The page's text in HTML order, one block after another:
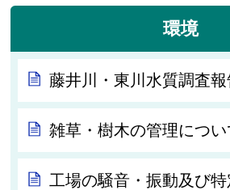
環境
藤井川・東川水質調査報
雑草・樹木の管理につい
工場の騒音・振動及び